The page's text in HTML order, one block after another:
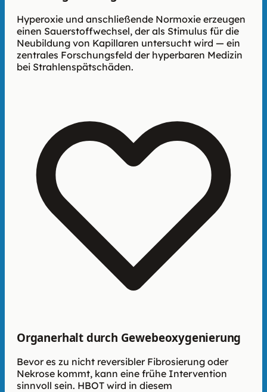
Hyperoxie und anschließende Normoxie erzeugen
einen Sauerstoffwechsel, der als Stimulus für die
Neubildung von Kapillaren untersucht wird — ein
zentrales Forschungsfeld der hyperbaren Medizin
bei Strahlenspätschäden.
Organerhalt durch Gewebeoxygenierung
Bevor es zu nicht reversibler Fibrosierung oder
Nekrose kommt, kann eine frühe Intervention
sinnvoll sein. HBOT wird in diesem